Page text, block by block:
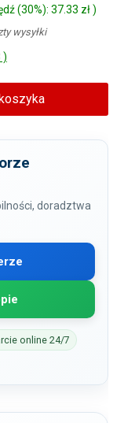
(30%): 37.33 zł )
wysyłki
)
doradztwa
online 24/7